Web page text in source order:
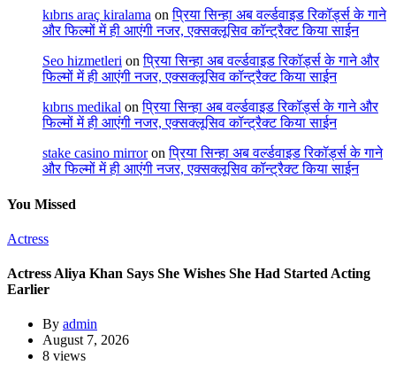
kıbrıs araç kiralama onप्रिया सिन्हा अब वर्ल्डवाइड रिकॉर्ड्स के गाने
और फिल्मों में ही आएंगी नजर, एक्सक्लूसिव कॉन्ट्रैक्ट किया साईन
Seo hizmetleri onप्रिया सिन्हा अब वर्ल्डवाइड रिकॉर्ड्स के गाने और
फिल्मों में ही आएंगी नजर, एक्सक्लूसिव कॉन्ट्रैक्ट किया साईन
kıbrıs medikal onप्रिया सिन्हा अब वर्ल्डवाइड रिकॉर्ड्स के गाने और
फिल्मों में ही आएंगी नजर, एक्सक्लूसिव कॉन्ट्रैक्ट किया साईन
stake casino mirroronप्रिया सिन्हा अब वर्ल्डवाइड रिकॉर्ड्स के गाने
और फिल्मों में ही आएंगी नजर, एक्सक्लूसिव कॉन्ट्रैक्ट किया साईन
You Missed
Actress
Actress Aliya Khan Says She Wishes She Had Started Acting
Earlier
By admin
August 7, 2026
8 views